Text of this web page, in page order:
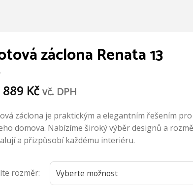
záclona Renata 13
889 Kč vč. DPH
záclona je praktickým a elegantním řešením
domova. Nabízíme široký výběr designů a
a přizpůsobí každému interiéru.
rozměr: